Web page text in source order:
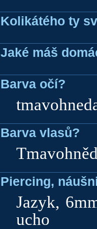
Kolikátého ty
Jaké máš
Barva očí?
Barva vlasů?
Piercing,
Jazyk,
ucho